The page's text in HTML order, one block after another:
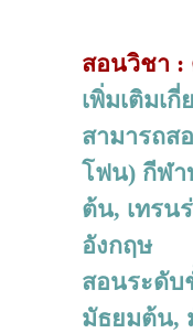
สอนวิชา :
เพิ่มเติมเ
สามารถส
โฟน) กีฬา
ต้น, เทรน
อังกฤษ
สอนระดับ
มัธยมต้น,